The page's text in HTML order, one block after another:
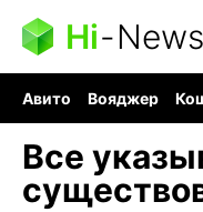
Hi-
Авито Вояджер
Все